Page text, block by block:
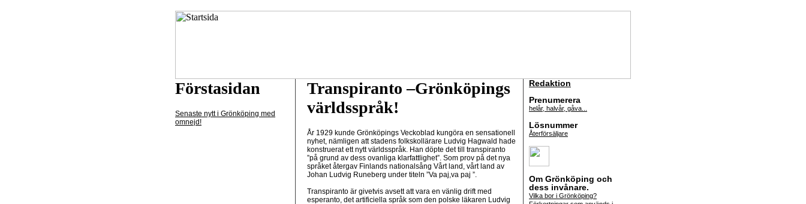
Förstasidan
Senaste nytt i Grönköping med
omnejd!
Transpiranto –Grönköpings
världsspråk!
År 1929 kunde Grönköpings Veckoblad kungöra en sensationell
nyhet, nämligen att stadens folkskollärare Ludvig Hagwald hade
konstruerat ett nytt världsspråk. Han döpte det till transpiranto
”på grund av dess ovanliga klarfattlighet”. Som prov på det nya
språket återgav Finlands nationalsång Vårt land, vårt land av
Johan Ludvig Runeberg under titeln ”Va paj,va paj ”.
Transpiranto är givetvis avsett att vara en vänlig drift med
esperanto, det artificiella språk som den polske läkaren Ludvig
Redaktion
Prenumerera
helår, halvår, gåva...
Lösnummer
Återförsäljare
Om Grönköping och
dess invånare.
Vilka bor i Grönköping?